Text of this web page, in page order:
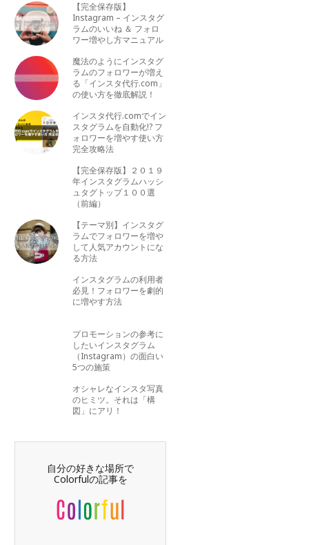
【完全保存版】
Instagram – インスタグ
ラムのいいね ＆ フォロ
ワー増やし方マニュアル
魔法のようにインスタグ
ラムのフォロワーが増え
る「インスタ代行.com」
の使い方を徹底解説！
インスタ代行.comでイン
スタグラムを自動化!? フ
ォロワーを増やす使い方
完全攻略法
【完全保存版】２０１９
年インスタグラムハッシ
ュタグトップ１００選
（前編）
【テーマ別】インスタグ
ラムでフォロワーを増や
して人気アカウントにな
る方法
インスタグラムの利用者
必見！フォロワーを劇的
に増やす方法
プロモーションの参考に
したいインスタグラム
（Instagram）の面白い
5つの施策
オシャレなインスタ写真
のヒミツ。それは「構
図」にアリ！
自分の好きな場所で
Colorfulの記事を